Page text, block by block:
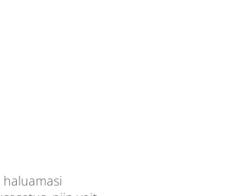
haluamasi